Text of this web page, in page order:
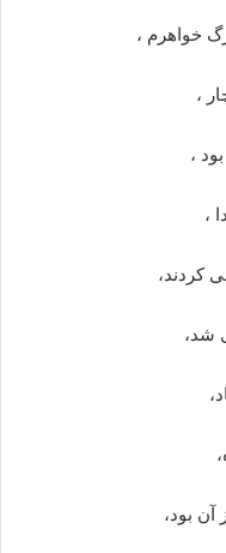
خواهرم ،
،
،
،
کردند،
شد،
آن بود،